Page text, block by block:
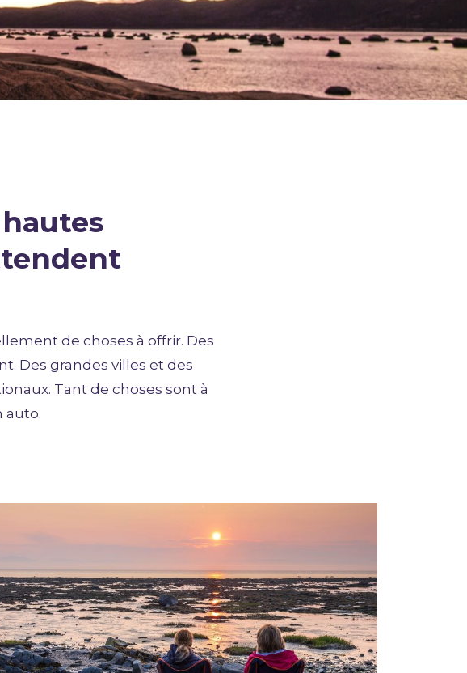
hautes
de choses à offrir. Des
Des grandes villes et des
Tant de choses sont à
auto.